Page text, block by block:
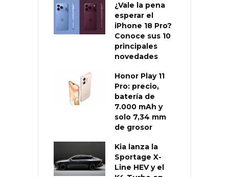
¿Vale la pena
esperar el
iPhone 18 Pro?
Conoce sus 10
principales
novedades
Honor Play 11
Pro: precio,
batería de
7.000 mAh y
solo 7,34 mm
de grosor
Kia lanza la
Sportage X-
Line HEV y el